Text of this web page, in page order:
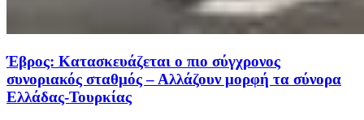
Έβρος: Κατασκευάζεται ο πιο σύγχρονος
συνοριακός σταθμός – Αλλάζουν μορφή τα σύνορα
Ελλάδας-Τουρκίας